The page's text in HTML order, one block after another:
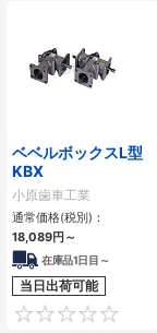
3
ベベルボックスL型
KBX
小原歯車工業
通常価格(税別)：
18,089円～
在庫品1日目～
当日出荷可能